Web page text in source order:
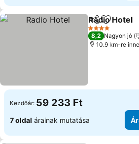
Megosztás
Radio Hotel
4 Kategória
8,2 Nagyon jó
10.9 km-re
Kezdőár: 59 233 Ft
7 oldal árainak mutatása